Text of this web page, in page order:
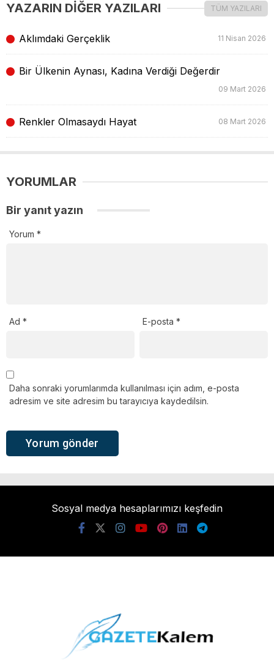
YAZARIN DİĞER YAZILARI TÜM YAZILARI
Aklımdaki Gerçeklik 11 Nisan 2026
Bir Ülkenin Aynası, Kadına Verdiği Değerdir
09 Mart 2026
Renkler Olmasaydı Hayat 08 Mart 2026
YORUMLAR
Bir yanıt yazın
Yorum *
Ad * E-posta*
Daha sonraki yorumlarımda kullanılması için adım, e-posta
adresim ve site adresim bu tarayıcıya kaydedilsin.
Sosyal medya hesaplarımızı keşfedin